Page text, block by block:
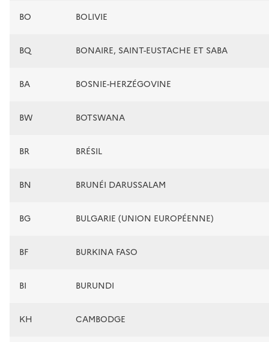
BO BOLIVIE
BQ BONAIRE, SAINT-EUSTACHE ET SABA
BA BOSNIE-HERZÉGOVINE
BW BOTSWANA
BR BRÉSIL
BN BRUNÉI DARUSSALAM
BG BULGARIE (UNION EUROPÉENNE)
BF BURKINA FASO
BI BURUNDI
KH CAMBODGE